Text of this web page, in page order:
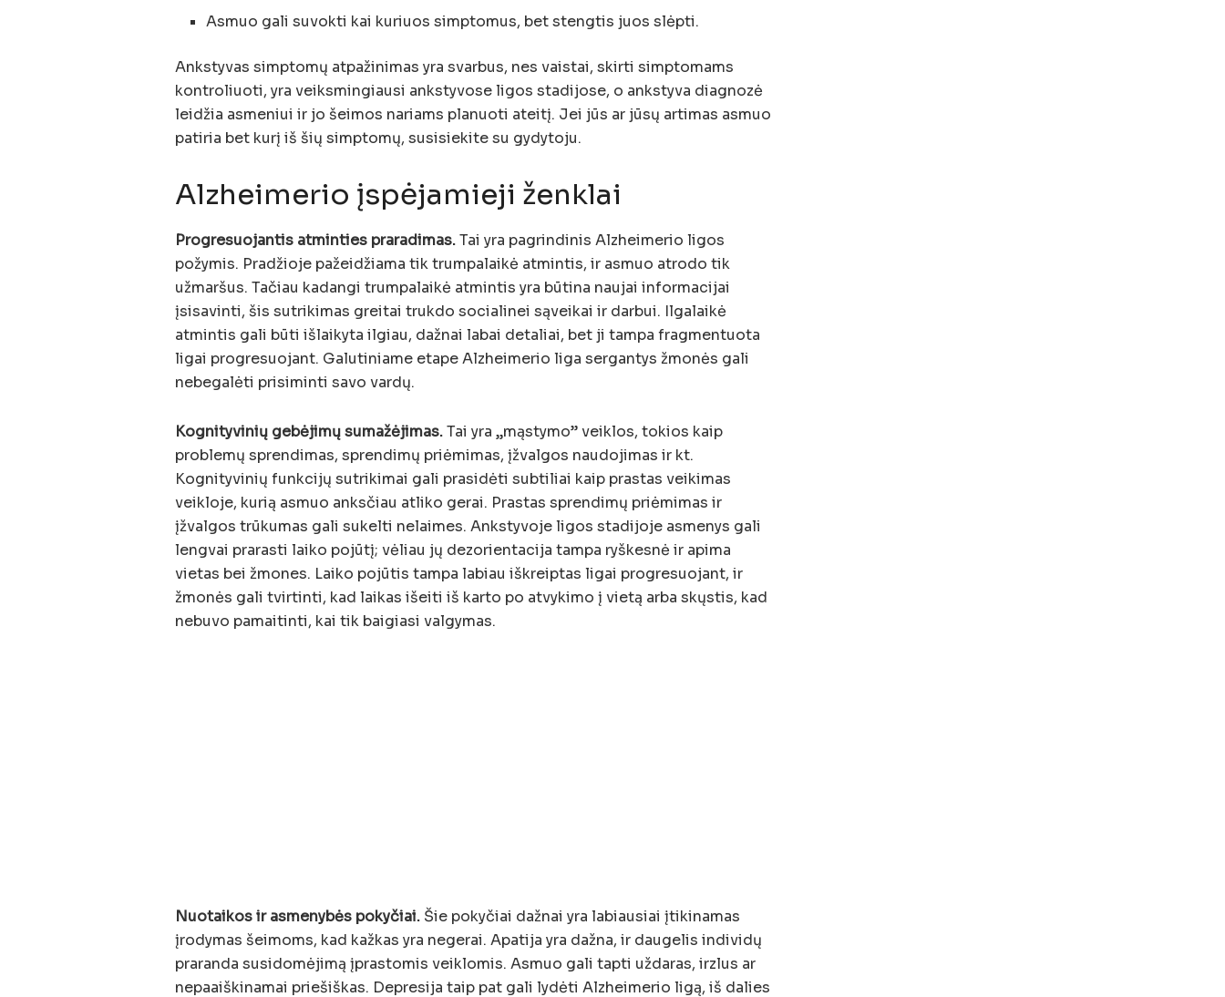
Asmuo gali suvokti kai kuriuos simptomus, bet stengtis juos slėpti.
Ankstyvas simptomų atpažinimas yra svarbus, nes vaistai, skirti simptomams
kontroliuoti, yra veiksmingiausi ankstyvose ligos stadijose, o ankstyva diagnozė
leidžia asmeniui ir jo šeimos nariams planuoti ateitį. Jei jūs ar jūsų artimas asmuo
patiria bet kurį iš šių simptomų, susisiekite su gydytoju.
Alzheimerio įspėjamieji ženklai
Progresuojantis atminties praradimas.Tai yra pagrindinis Alzheimerio ligos
požymis. Pradžioje pažeidžiama tik trumpalaikė atmintis, ir asmuo atrodo tik
užmaršus. Tačiau kadangi trumpalaikė atmintis yra būtina naujai informacijai
įsisavinti, šis sutrikimas greitai trukdo socialinei sąveikai ir darbui. Ilgalaikė
atmintis gali būti išlaikyta ilgiau, dažnai labai detaliai, bet ji tampa fragmentuota
ligai progresuojant. Galutiniame etape Alzheimerio liga sergantys žmonės gali
nebegalėti prisiminti savo vardų.
Kognityvinių gebėjimų sumažėjimas.Tai yra „mąstymo” veiklos, tokios kaip
problemų sprendimas, sprendimų priėmimas, įžvalgos naudojimas ir kt.
Kognityvinių funkcijų sutrikimai gali prasidėti subtiliai kaip prastas veikimas
veikloje, kurią asmuo anksčiau atliko gerai. Prastas sprendimų priėmimas ir
įžvalgos trūkumas gali sukelti nelaimes. Ankstyvoje ligos stadijoje asmenys gali
lengvai prarasti laiko pojūtį; vėliau jų dezorientacija tampa ryškesnė ir apima
vietas bei žmones. Laiko pojūtis tampa labiau iškreiptas ligai progresuojant, ir
žmonės gali tvirtinti, kad laikas išeiti iš karto po atvykimo į vietą arba skųstis, kad
nebuvo pamaitinti, kai tik baigiasi valgymas.
Nuotaikos ir asmenybės pokyčiai. Šie pokyčiai dažnai yra labiausiai įtikinamas
įrodymas šeimoms, kad kažkas yra negerai. Apatija yra dažna, ir daugelis individų
praranda susidomėjimą įprastomis veiklomis. Asmuo gali tapti uždaras, irzlus ar
nepaaiškinamai priešiškas. Depresija taip pat gali lydėti Alzheimerio ligą, iš dalies